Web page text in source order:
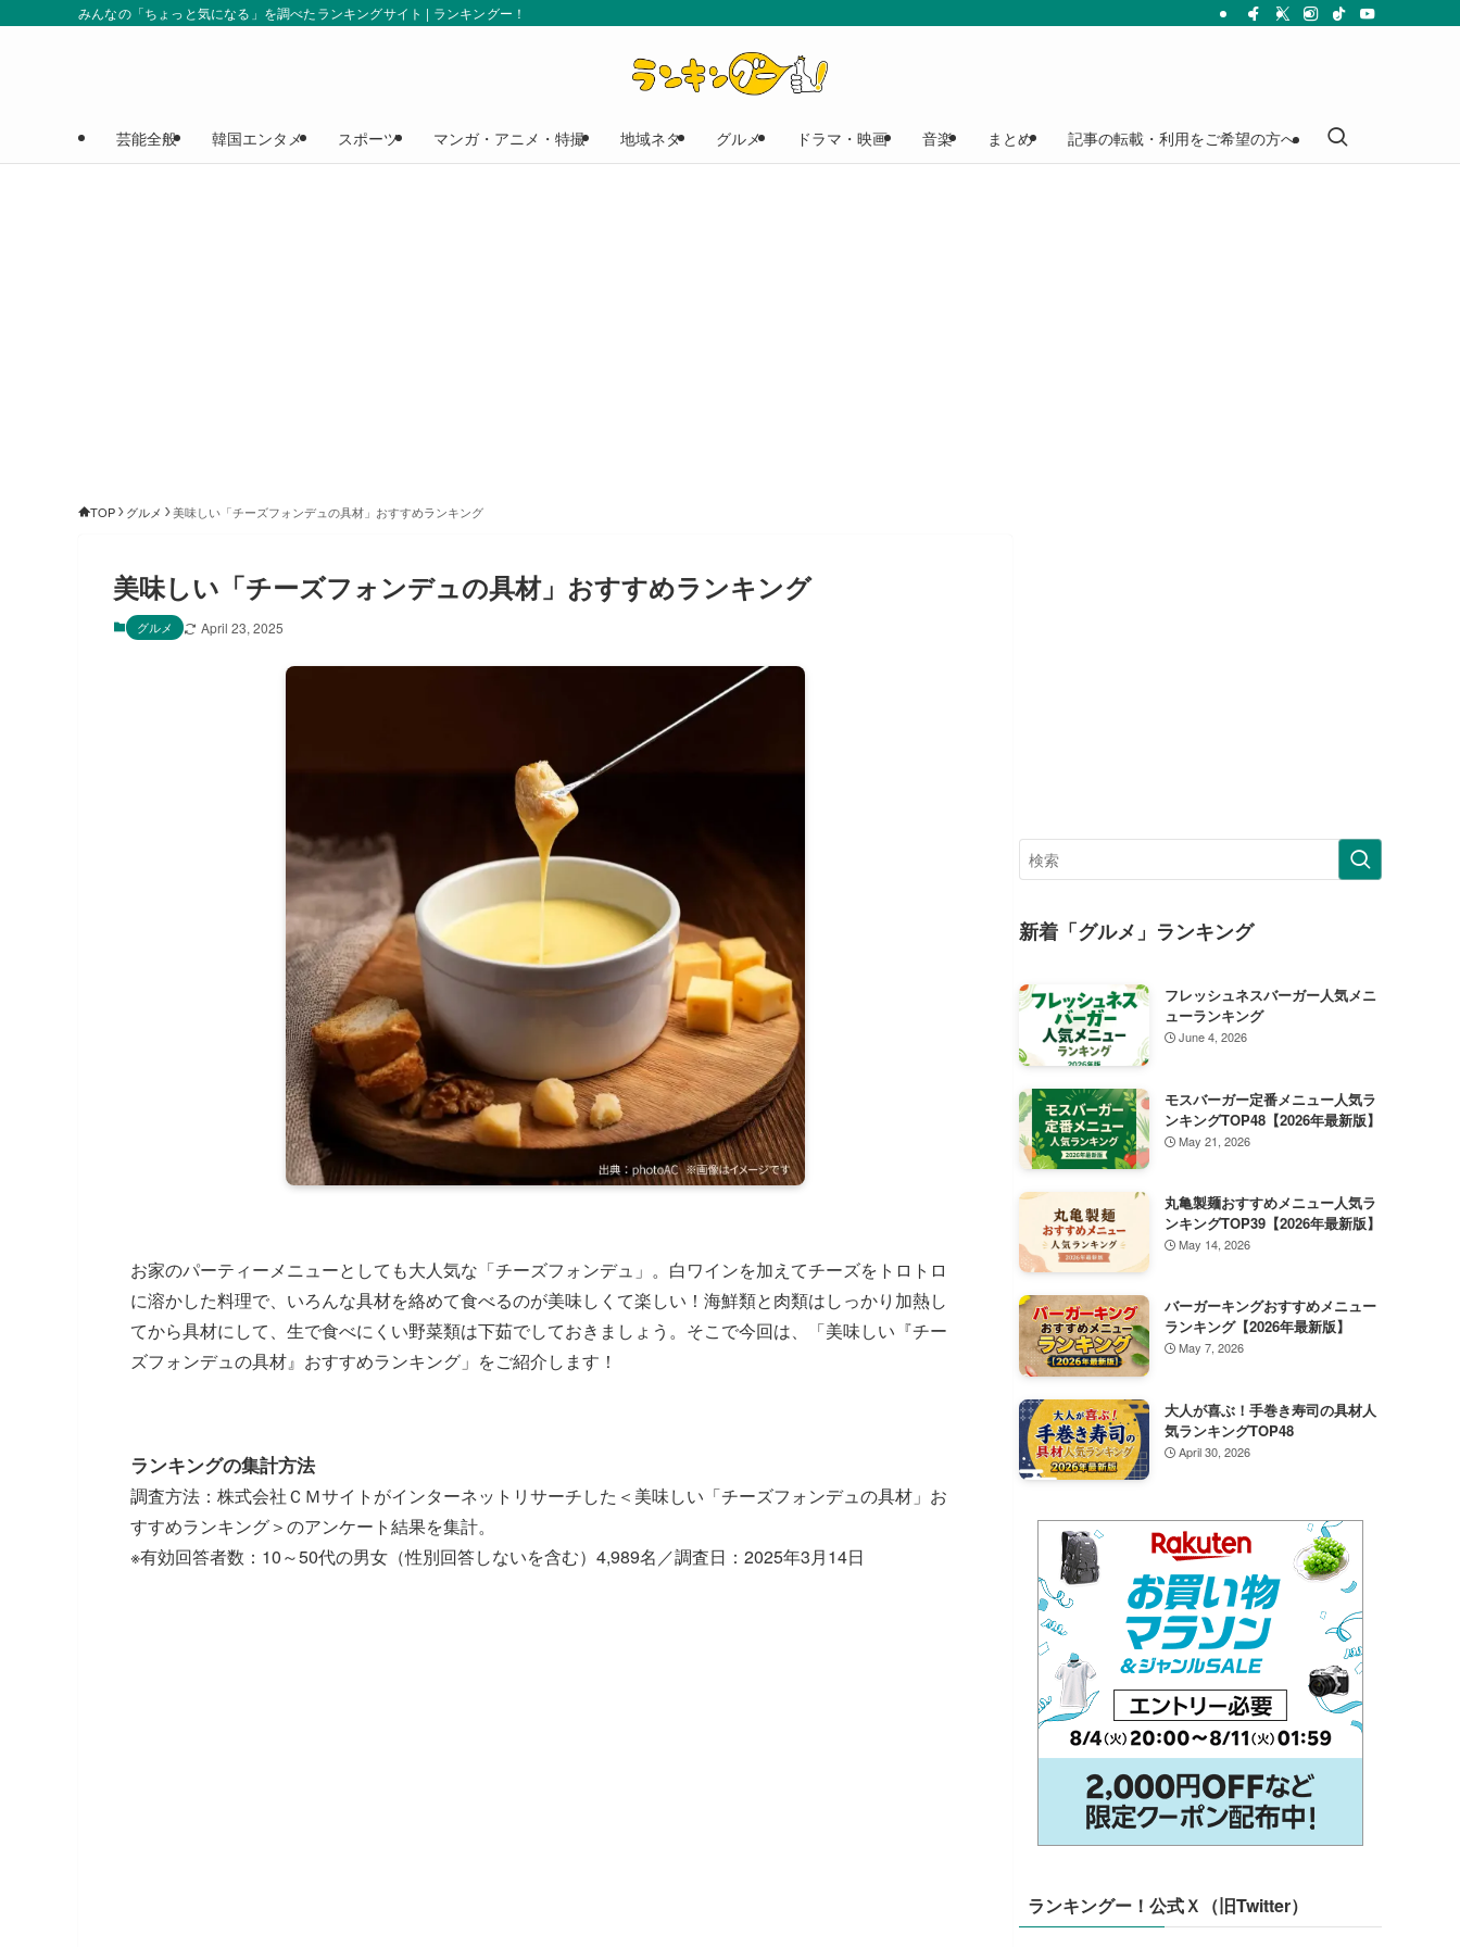
みんなの「ちょっと気になる」を調べたランキングサイト | ランキングー！
芸能全般 韓国エンタメ スポーツ マンガ・アニメ・特撮 地域ネタ グルメ ドラマ・映画 音楽 まとめ 記事の転載・利用をご希望の方へ
TOP グルメ 美味しい「チーズフォンデュの具材」おすすめランキング
美味しい「チーズフォンデュの具材」おすすめランキング
グルメ April 23, 2025
お家のパーティーメニューとしても大人気な「チーズフォンデュ」。白ワインを加えてチーズをトロトロ
に溶かした料理で、いろんな具材を絡めて食べるのが美味しくて楽しい！海鮮類と肉類はしっかり加熱し
てから具材にして、生で食べにくい野菜類は下茹でしておきましょう。そこで今回は、「美味しい『チー
ズフォンデュの具材』おすすめランキング」をご紹介します！
ランキングの集計方法
調査方法：株式会社ＣＭサイトがインターネットリサーチした＜美味しい「チーズフォンデュの具材」お
すすめランキング＞のアンケート結果を集計。
※有効回答者数：10～50代の男女（性別回答しないを含む）4,989名／調査日：2025年3月14日
新着「グルメ」ランキング
フレッシュネスバーガー人気メニ
ューランキング
June 4, 2026
モスバーガー定番メニュー人気ラ
ンキングTOP48【2026年最新版】
May 21, 2026
丸亀製麺おすすめメニュー人気ラ
ンキングTOP39【2026年最新版】
May 14, 2026
バーガーキングおすすめメニュー
ランキング【2026年最新版】
May 7, 2026
大人が喜ぶ！手巻き寿司の具材人
気ランキングTOP48
April 30, 2026
ランキングー！公式Ｘ（旧Twitter）